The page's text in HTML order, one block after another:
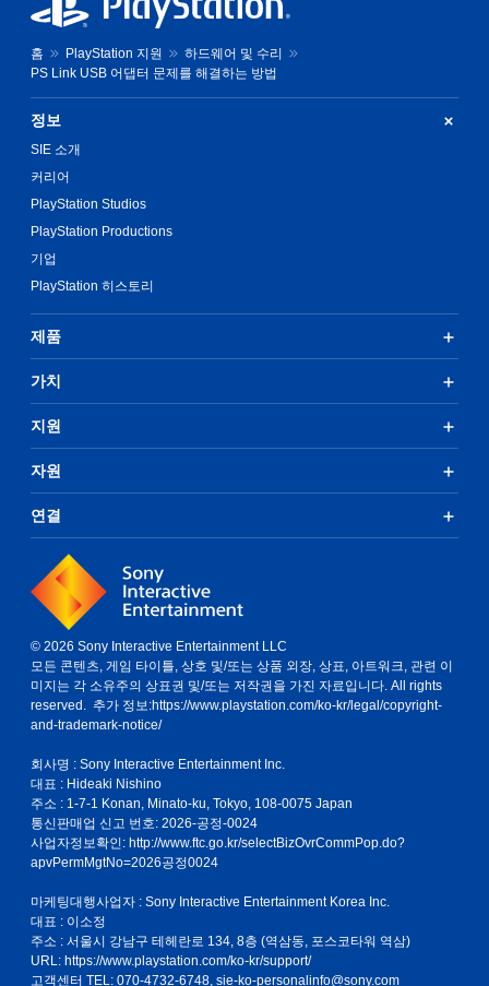
홈 PlayStation 지원
하드웨어 및 수리
PS Link USB 어댑터 문제를 해결하는 방법
정보
SIE 소개
커리어
PlayStation Studios
PlayStation Productions
기업
PlayStation 히스토리
제품
가치
지원
자원
연결
© 2026 Sony Interactive Entertainment LLC
모든 콘텐츠, 게임 타이틀, 상호 및/또는 상품 외장, 상표, 아트워크, 관련 이
미지는 각 소유주의 상표권 및/또는 저작권을 가진 자료입니다. All rights
reserved. 추가 정보:https://www.playstation.com/ko-kr/legal/copyright-
and-trademark-notice/
회사명 : Sony Interactive Entertainment Inc.
대표 : Hideaki Nishino
주소 : 1-7-1 Konan, Minato-ku, Tokyo, 108-0075 Japan
통신판매업 신고 번호: 2026-공정-0024
사업자정보확인: http://www.ftc.go.kr/selectBizOvrCommPop.do?
apvPermMgtNo=2026공정0024
마케팅대행사업자 : Sony Interactive Entertainment Korea Inc.
대표 : 이소정
주소 : 서울시 강남구 테헤란로 134, 8층 (역삼동, 포스코타워 역삼)
URL: https://www.playstation.com/ko-kr/support/
고객센터 TEL: 070-4732-6748, sie-ko-personalinfo@sony.com